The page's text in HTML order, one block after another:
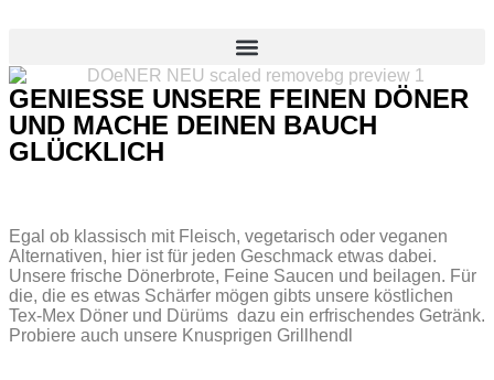
GENIESSE UNSERE FEINEN DÖNER
UND MACHE DEINEN BAUCH
GLÜCKLICH
Egal ob klassisch mit Fleisch, vegetarisch oder veganen
Alternativen, hier ist für jeden Geschmack etwas dabei.
Unsere frische Dönerbrote, Feine Saucen und beilagen. Für
die, die es etwas Schärfer mögen gibts unsere köstlichen
Tex-Mex Döner und Dürüms dazu ein erfrischendes Getränk.
Probiere auch unsere Knusprigen Grillhendl